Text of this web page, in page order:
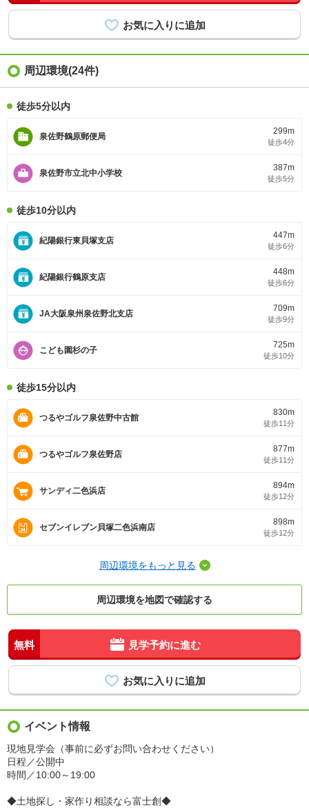
周辺環境(24件)
徒歩5分以内
泉佐野鶴原郵便局
299m
徒歩4分
泉佐野市立北中小学校
387m
徒歩5分
徒歩10分以内
紀陽銀行東貝塚支店
447m
徒歩6分
紀陽銀行鶴原支店
448m
徒歩6分
JA大阪泉州泉佐野北支店
709m
徒歩9分
こども園杉の子
725m
徒歩10分
徒歩15分以内
つるやゴルフ泉佐野中古館
830m
徒歩11分
つるやゴルフ泉佐野店
877m
徒歩11分
サンディ二色浜店
894m
徒歩12分
セブンイレブン貝塚二色浜南店
898m
徒歩12分
周辺環境をもっと見る
周辺環境を地図で確認する
無料 見学予約に進む
イベント情報
現地見学会（事前に必ずお問い合わせください）
日程／公開中
時間／10:00～19:00
◆土地探し・家作り相談なら富士創◆